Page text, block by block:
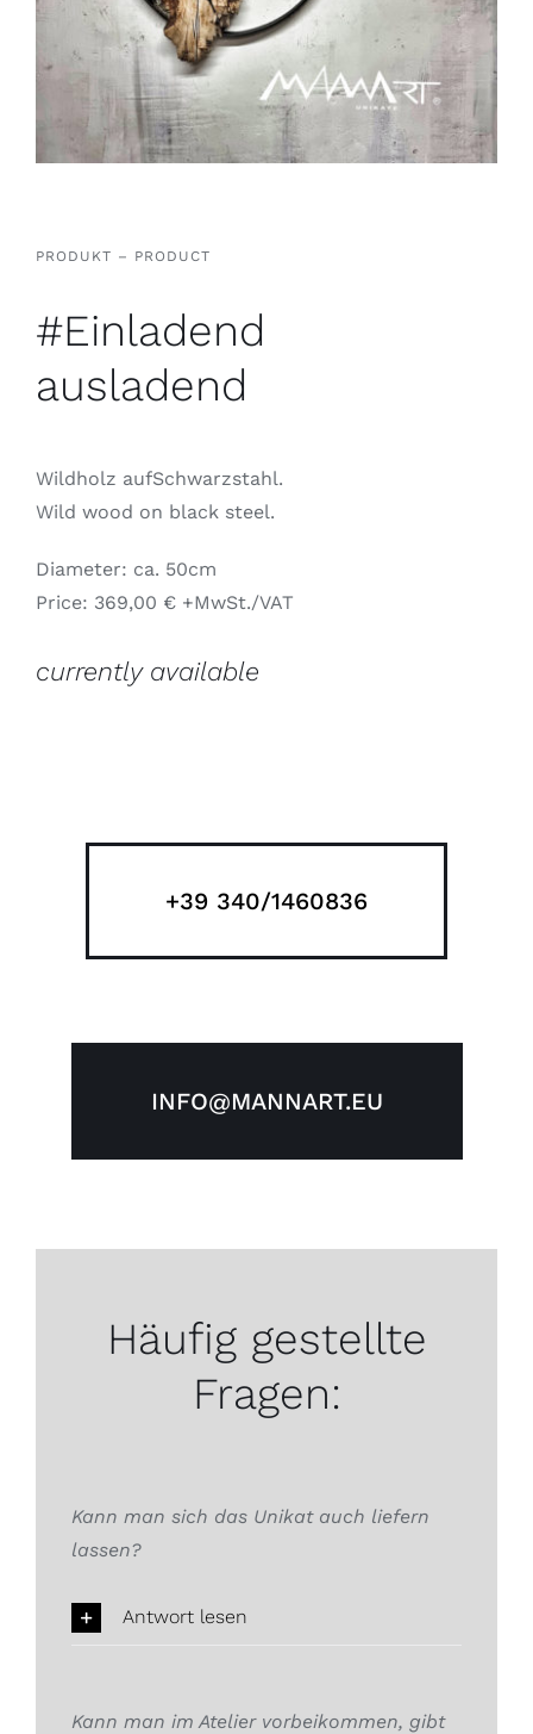
PRODUKT – PRODUCT
#Einladend
ausladend
Wildholz aufSchwarzstahl.
Wild wood on black steel.
Diameter: ca. 50cm
Price: 369,00 € +MwSt./VAT
currently available
+39 340/1460836
INFO@MANNART.EU
Häufig gestellte
Fragen:
Kann man sich das Unikat auch liefern
lassen?
Antwort lesen
Kann man im Atelier vorbeikommen, gibt